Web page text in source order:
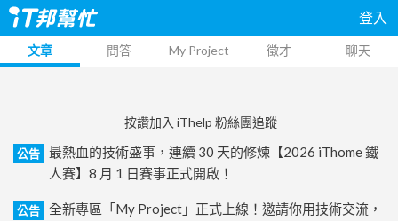
登入
文章 問答 My Project 徵才 聊天
按讚加入 iThelp 粉絲團追蹤
公告
最熱血的技術盛事，連續 30 天的修煉【2026 iThome 鐵
人賽】8 月 1 日賽事正式開啟！
公告
全新專區「My Project」正式上線！邀請你用技術交流，